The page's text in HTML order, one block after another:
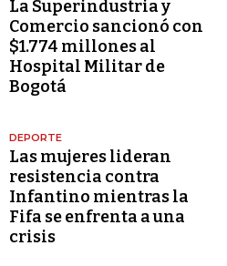
La Superindustria y
Comercio sancionó con
$1.774 millones al
Hospital Militar de
Bogotá
DEPORTE
Las mujeres lideran
resistencia contra
Infantino mientras la
Fifa se enfrenta a una
crisis